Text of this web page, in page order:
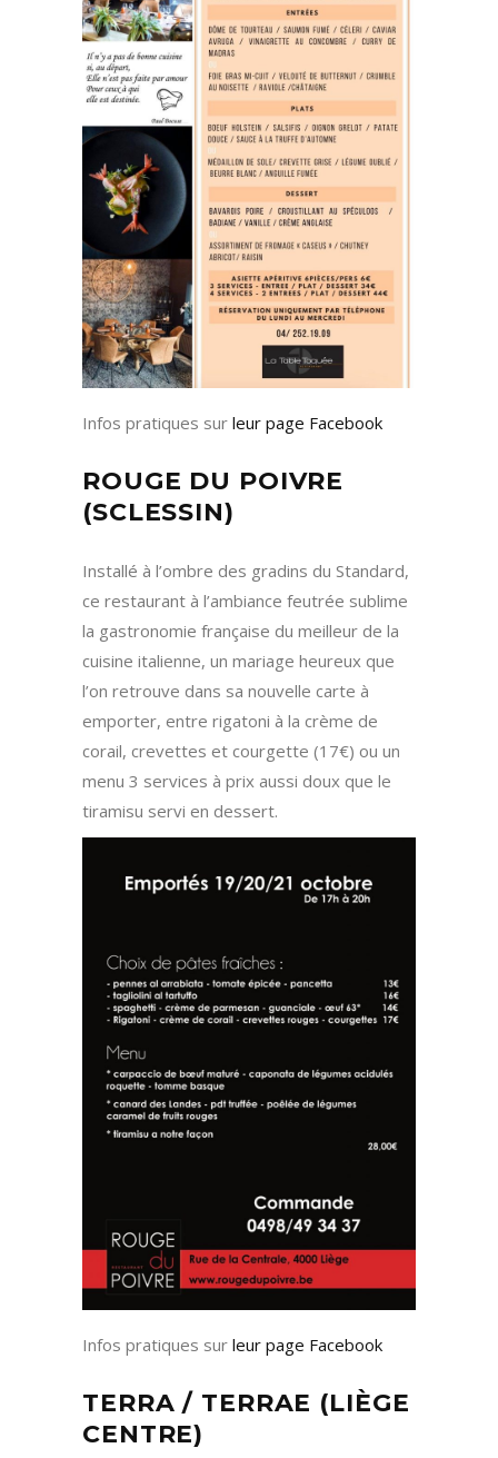
Infos pratiques sur leur page Facebook
ROUGE DU POIVRE
(SCLESSIN)
Installé à l’ombre des gradins du Standard,
ce restaurant à l’ambiance feutrée sublime
la gastronomie française du meilleur de la
cuisine italienne, un mariage heureux que
l’on retrouve dans sa nouvelle carte à
emporter, entre rigatoni à la crème de
corail, crevettes et courgette (17€) ou un
menu 3 services à prix aussi doux que le
tiramisu servi en dessert.
Infos pratiques sur leur page Facebook
TERRA / TERRAE (LIÈGE
CENTRE)